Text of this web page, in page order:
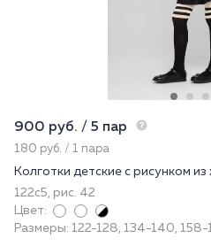
900 руб. / 5 пар
180 руб. / 1 пара
Колготки детские с рисунком из
122с5, рис. 42
Цвет:
Размеры: 122-128, 134-140, 158-